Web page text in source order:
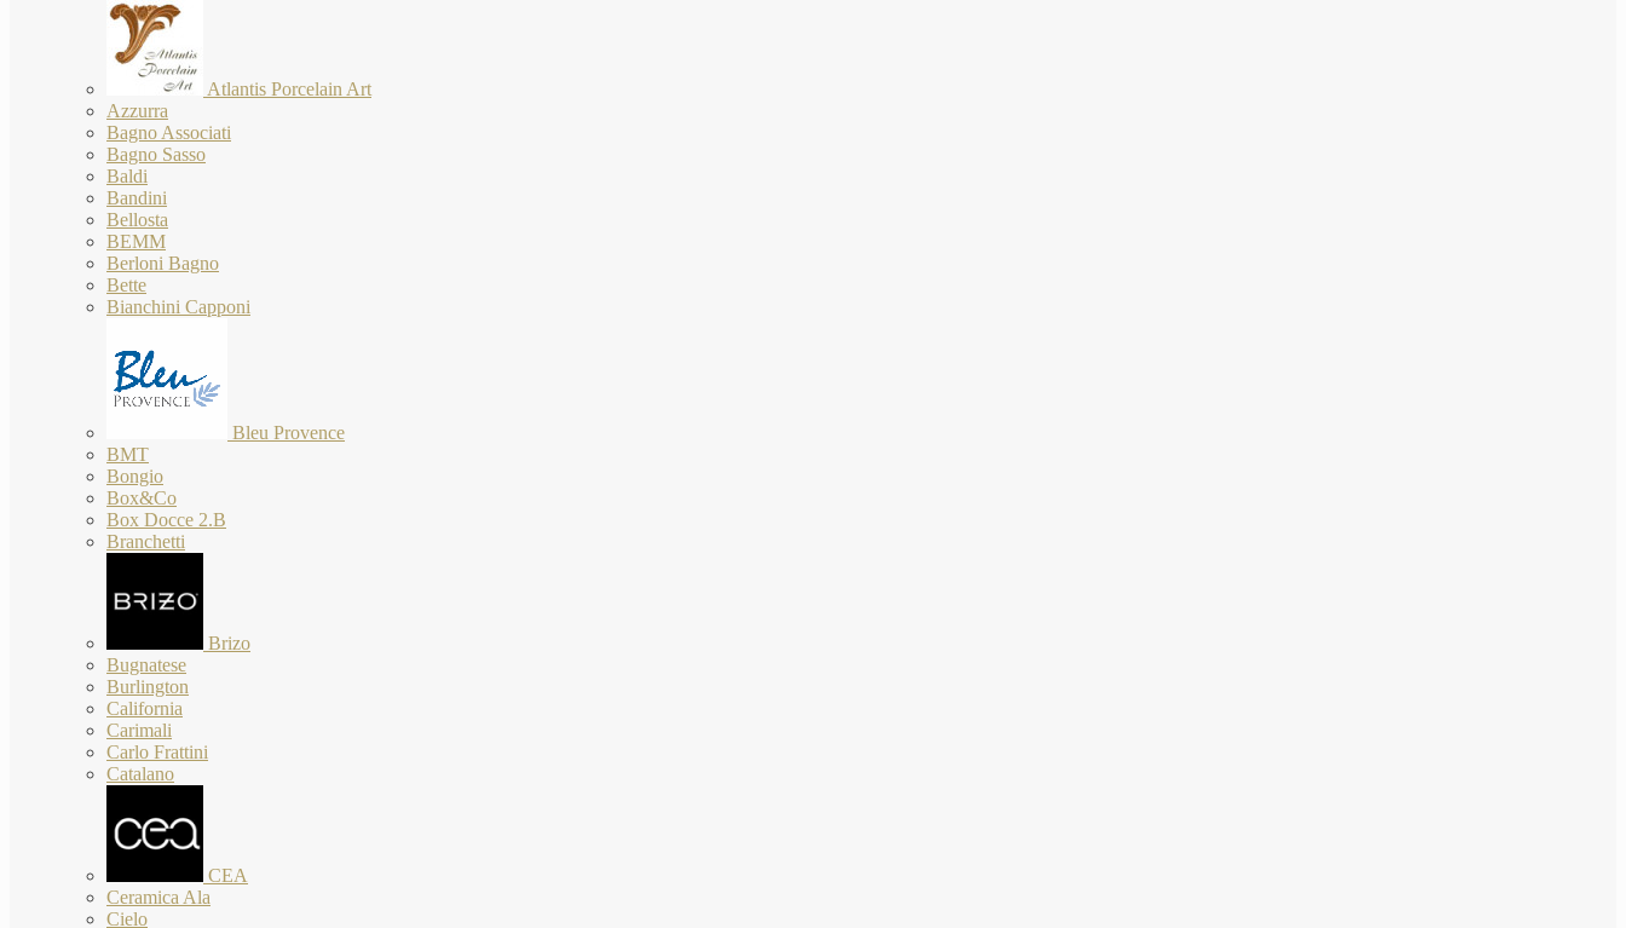
Atlantis Porcelain Art
Azzurra
Bagno Associati
Bagno Sasso
Baldi
Bandini
Bellosta
BEMM
Berloni Bagno
Bette
Bianchini Capponi
Bleu Provence
BMT
Bongio
Box&Co
Box Docce 2.B
Branchetti
Brizo
Bugnatese
Burlington
California
Carimali
Carlo Frattini
Catalano
CEA
Ceramica Ala
Cielo